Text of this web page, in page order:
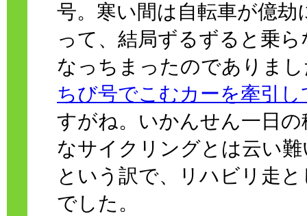
号。寒い間は自転車が億劫
って、結局ずるずると乗
なっちまったのでありま
ちび号でこむカーを牽引
すがね。いかんせん一日
なサイクリングとは云い
という訳で、リハビリ走
でした。